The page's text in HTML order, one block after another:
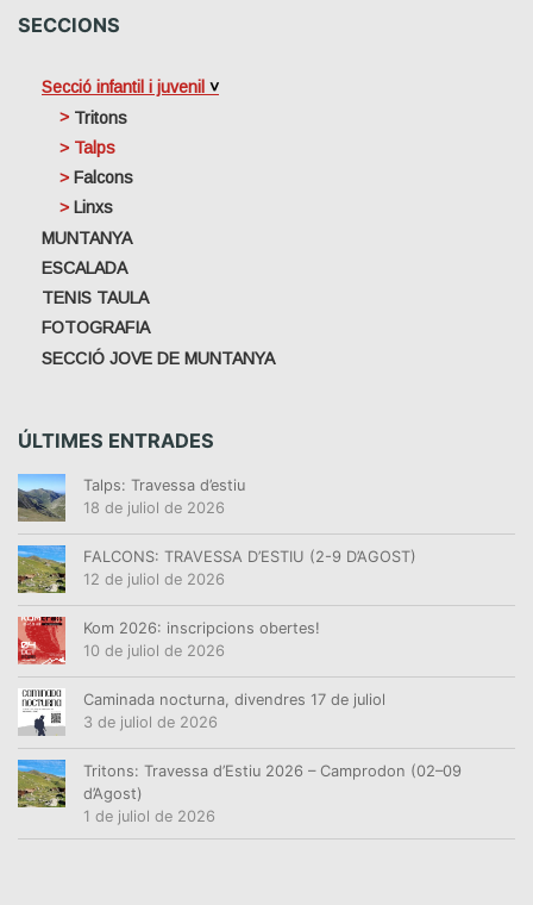
SECCIONS
Secció infantil i juvenil
Tritons
Talps
Falcons
Linxs
MUNTANYA
ESCALADA
TENIS TAULA
FOTOGRAFIA
SECCIÓ JOVE DE MUNTANYA
ÚLTIMES ENTRADES
Talps: Travessa d’estiu
18 de juliol de 2026
FALCONS: TRAVESSA D’ESTIU (2-9 D’AGOST)
12 de juliol de 2026
Kom 2026: inscripcions obertes!
10 de juliol de 2026
Caminada nocturna, divendres 17 de juliol
3 de juliol de 2026
Tritons: Travessa d’Estiu 2026 – Camprodon (02–09
d’Agost)
1 de juliol de 2026